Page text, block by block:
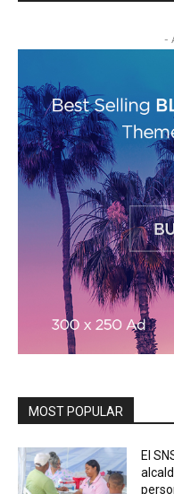
-
MOST POPULAR
El